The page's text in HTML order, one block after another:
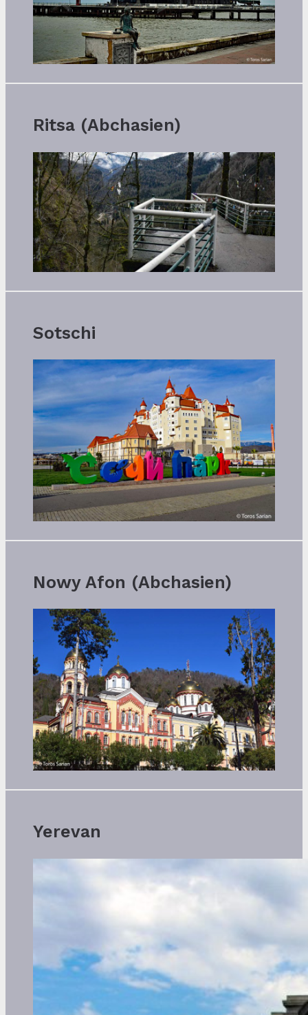
Ritsa (Abchasien)
Sotschi
Nowy Afon (Abchasien)
Yerevan